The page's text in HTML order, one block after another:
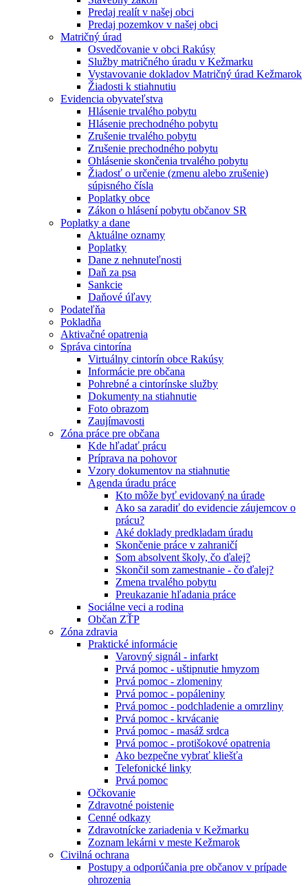
Predaj realít v našej obci
Predaj pozemkov v našej obci
Matričný úrad
Osvedčovanie v obci Rakúsy
Služby matričného úradu v Kežmarku
Vystavovanie dokladov Matričný úrad Kežmarok
Žiadosti k stiahnutiu
Evidencia obyvateľstva
Hlásenie trvalého pobytu
Hlásenie prechodného pobytu
Zrušenie trvalého pobytu
Zrušenie prechodného pobytu
Ohlásenie skončenia trvalého pobytu
Žiadosť o určenie (zmenu alebo zrušenie)
súpisného čísla
Poplatky obce
Zákon o hlásení pobytu občanov SR
Poplatky a dane
Aktuálne oznamy
Poplatky
Dane z nehnuteľnosti
Daň za psa
Sankcie
Daňové úľavy
Podateľňa
Pokladňa
Aktivačné opatrenia
Správa cintorína
Virtuálny cintorín obce Rakúsy
Informácie pre občana
Pohrebné a cintorínske služby
Dokumenty na stiahnutie
Foto obrazom
Zaujímavosti
Zóna práce pre občana
Kde hľadať prácu
Príprava na pohovor
Vzory dokumentov na stiahnutie
Agenda úradu práce
Kto môže byť evidovaný na úrade
Ako sa zaradiť do evidencie záujemcov o
prácu?
Aké doklady predkladam úradu
Skončenie práce v zahraničí
Som absolvent školy, čo ďalej?
Skončil som zamestnanie - čo ďalej?
Zmena trvalého pobytu
Preukazanie hľadania práce
Sociálne veci a rodina
Občan ZŤP
Zóna zdravia
Praktické informácie
Varovný signál - infarkt
Prvá pomoc - uštipnutie hmyzom
Prvá pomoc - zlomeniny
Prvá pomoc - popáleniny
Prvá pomoc - podchladenie a omrzliny
Prvá pomoc - krvácanie
Prvá pomoc - masáž srdca
Prvá pomoc - protišokové opatrenia
Ako bezpečne vybrať kliešťa
Telefonické linky
Prvá pomoc
Očkovanie
Zdravotné poistenie
Cenné odkazy
Zdravotnícke zariadenia v Kežmarku
Zoznam lekárni v meste Kežmarok
Civilná ochrana
Postupy a odporúčania pre občanov v prípade
ohrozenia